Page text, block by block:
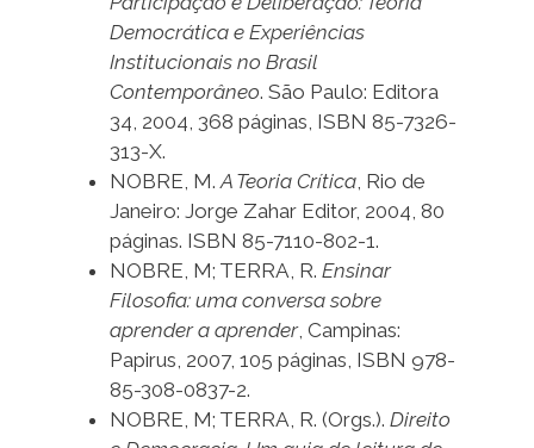
Democrática e Experiências
Institucionais no Brasil
Contemporâneo. São Paulo: Editora
34, 2004, 368 páginas, ISBN 85-7326-
313-X.
NOBRE, M. A Teoria Crítica, Rio de
Janeiro: Jorge Zahar Editor, 2004, 80
páginas. ISBN 85-7110-802-1.
NOBRE, M; TERRA, R. Ensinar
Filosofia: uma conversa sobre
aprender a aprender, Campinas:
Papirus, 2007, 105 páginas, ISBN 978-
85-308-0837-2.
NOBRE, M; TERRA, R. (Orgs.). Direito